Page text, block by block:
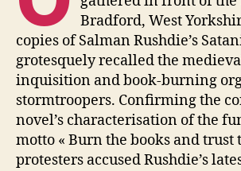
Bradford, West
copies of Salman Rushdie’s
grotesquely recalled the
inquisition and book-burning
stormtroopers. Confirming the
novel’s characterisation of the
motto « Burn the books and trust
protesters accused Rushdie’s